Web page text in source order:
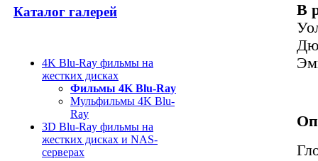
Каталог галерей
4K Blu-Ray фильмы на
жестких дисках
Фильмы 4K Blu-Ray
Мульфильмы 4K Blu-
Ray
3D Blu-Ray фильмы на
жестких дисках и NAS-
серверах
В